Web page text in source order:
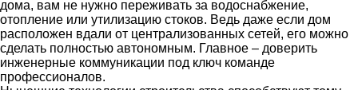
дома, вам не нужно переживать за водоснабжение,
отопление или утилизацию стоков. Ведь даже если дом
расположен вдали от централизованных сетей, его можно
сделать полностью автономным. Главное – доверить
инженерные коммуникации под ключ команде
профессионалов.